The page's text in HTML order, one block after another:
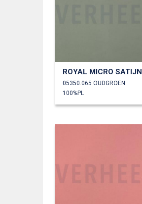
ROYAL MICRO SATIJN
05350.065 OUDGROEN
100%PL